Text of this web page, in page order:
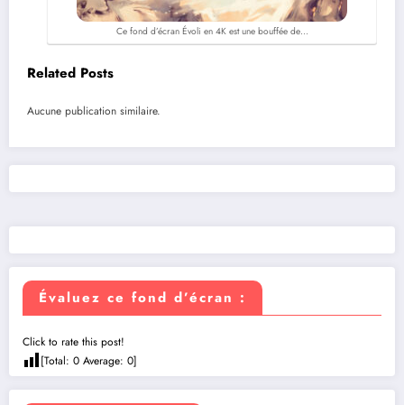
Ce fond d’écran Évoli en 4K est une bouffée de…
Related Posts
Aucune publication similaire.
Évaluez ce fond d’écran :
Click to rate this post!
[Total: 0 Average: 0]